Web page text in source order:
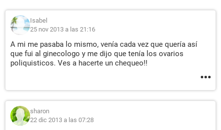
Isabel
25 nov 2013 a las 21:16
A mi me pasaba lo mismo, venía cada vez que quería así
que fui al ginecologo y me dijo que tenía los ovarios
poliquisticos. Ves a hacerte un chequeo!!
sharon
22 dic 2013 a las 07:28